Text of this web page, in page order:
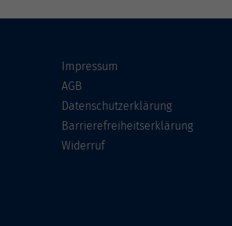
Impressum
AGB
Datenschutzerklärung
Barrierefreiheitserklärung
Widerruf